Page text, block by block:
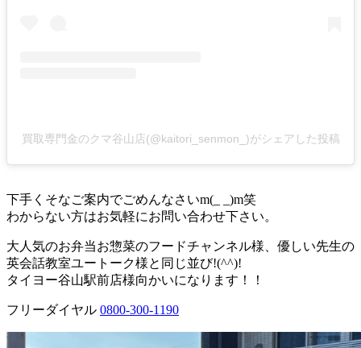
買取専門金のクマ谷山店(@kaitori_senmon_)がシェアした投稿
下手くそなご案内でごめんなさいm(_ _)m笑
わからない方はお気軽にお問い合わせ下さい。
大人気のお弁当お惣菜のフードチャンネル様、優しい先生の
英会話教室ユートーク様と同じ並び!(^^)!
タイヨー谷山駅前店様向かいになります！！
フリーダイヤル 0800-300-1190